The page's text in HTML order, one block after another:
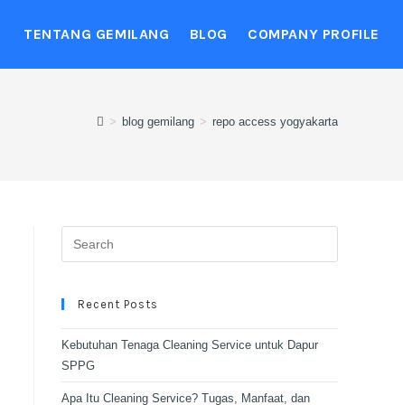
TENTANG GEMILANG BLOG COMPANY PROFILE
> blog gemilang > repo access yogyakarta
Recent Posts
Kebutuhan Tenaga Cleaning Service untuk Dapur
SPPG
Apa Itu Cleaning Service? Tugas, Manfaat, dan